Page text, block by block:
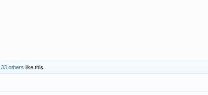
33 others like this.